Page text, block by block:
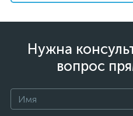
Нужна
вопрос